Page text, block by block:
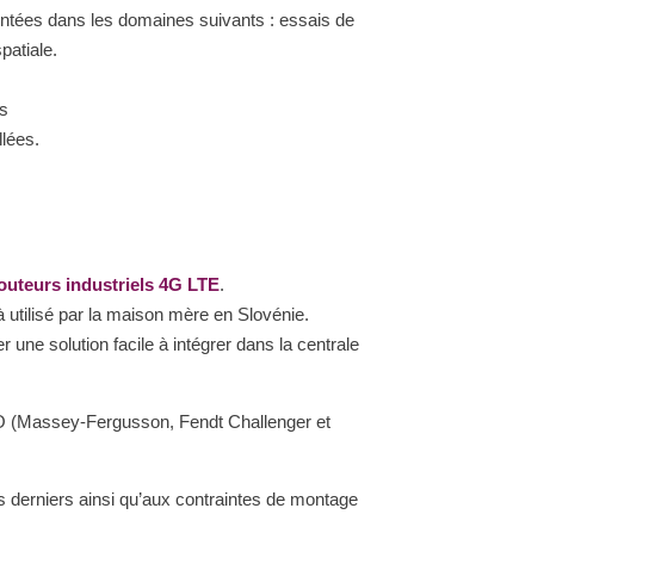
dans les domaines suivants : essais de
industriels 4G LTE.
par la maison mère en Slovénie.
une solution facile à intégrer dans la centrale
(Massey-Fergusson, Fendt Challenger et
derniers ainsi qu’aux contraintes de montage